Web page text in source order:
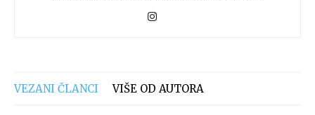
VEZANI ČLANCI VIŠE OD AUTORA